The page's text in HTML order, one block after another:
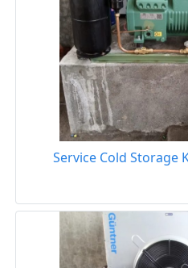
Service Cold Storage